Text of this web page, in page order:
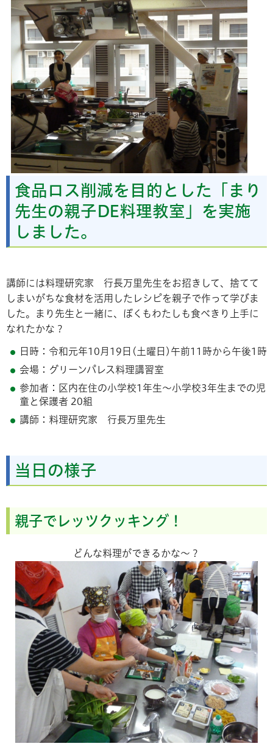
食品ロス削減を目的とした「まり
先生の親子DE料理教室」を実施
しました。
講師には料理研究家 行長万里先生をお招きして、捨てて
しまいがちな食材を活用したレシピを親子で作って学びま
した。まり先生と一緒に、ぼくもわたしも食べきり上手に
なれたかな？
日時：令和元年10月19日(土曜日)午前11時から午後1時
会場：グリーンパレス料理講習室
参加者：区内在住の小学校1年生～小学校3年生までの児
童と保護者 20組
講師：料理研究家 行長万里先生
当日の様子
親子でレッツクッキング！
どんな料理ができるかな～？